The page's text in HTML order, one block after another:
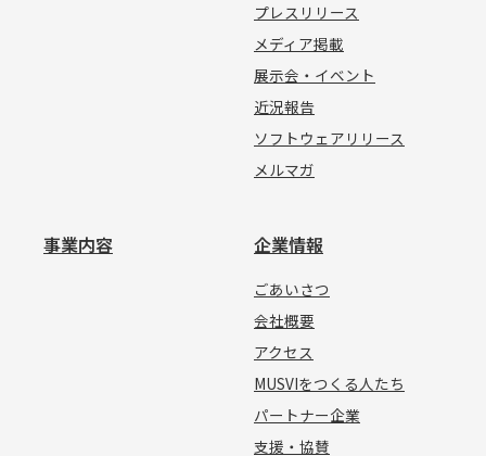
プレスリリース
メディア掲載
展示会・イベント
近況報告
ソフトウェアリリース
メルマガ
事業内容 企業情報
ごあいさつ
会社概要
アクセス
MUSVIをつくる人たち
パートナー企業
支援・協賛